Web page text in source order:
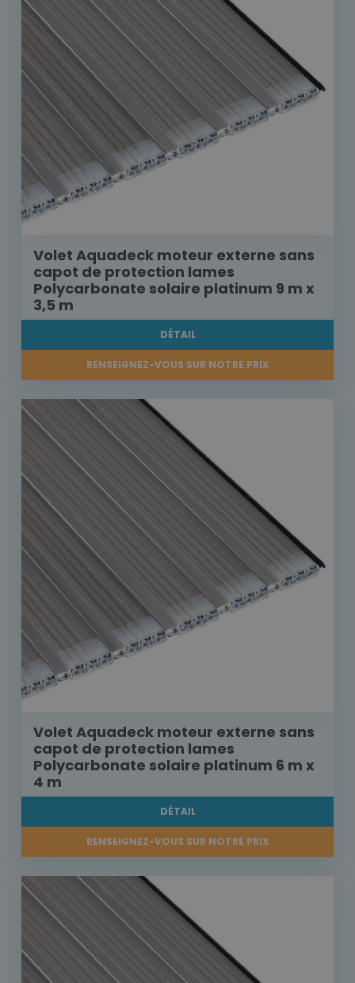
Volet Aquadeck moteur externe sans
capot de protection lames
Polycarbonate solaire platinum 9 m x
3,5 m
DÉTAIL
RENSEIGNEZ-VOUS SUR NOTRE PRIX
Volet Aquadeck moteur externe sans
capot de protection lames
Polycarbonate solaire platinum 6 m x
4 m
DÉTAIL
RENSEIGNEZ-VOUS SUR NOTRE PRIX